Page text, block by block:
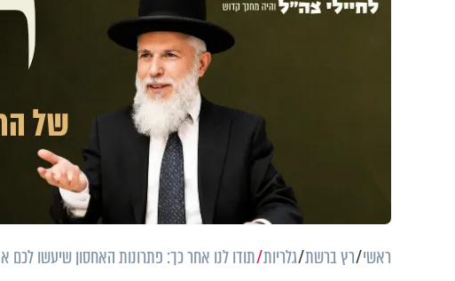
ראשי רץ ברשת גלריות תודו לנו אחר כך: פתרונות האחסון שיעשו לכם